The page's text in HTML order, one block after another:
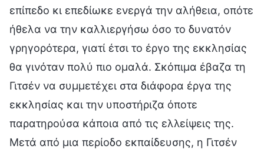
επίπεδο κι επεδίωκε ενεργά την αλήθεια, οπότε
ήθελα να την καλλιεργήσω όσο το δυνατόν
γρηγορότερα, γιατί έτσι το έργο της εκκλησίας
θα γινόταν πολύ πιο ομαλά. Σκόπιμα έβαζα τη
Γιτσέν να συμμετέχει στα διάφορα έργα της
εκκλησίας και την υποστήριζα όποτε
παρατηρούσα κάποια από τις ελλείψεις της.
Μετά από μια περίοδο εκπαίδευσης, η Γιτσέν